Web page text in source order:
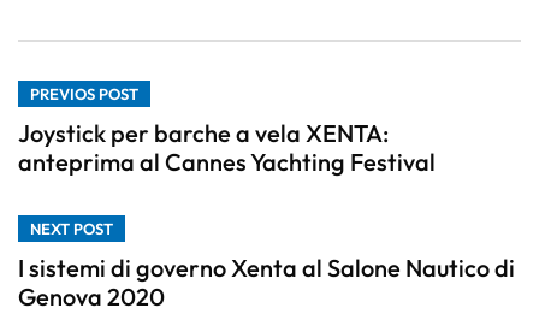
PREVIOS POST
Joystick per barche a vela XENTA:
anteprima al Cannes Yachting Festival
NEXT POST
I sistemi di governo Xenta al Salone Nautico di
Genova 2020